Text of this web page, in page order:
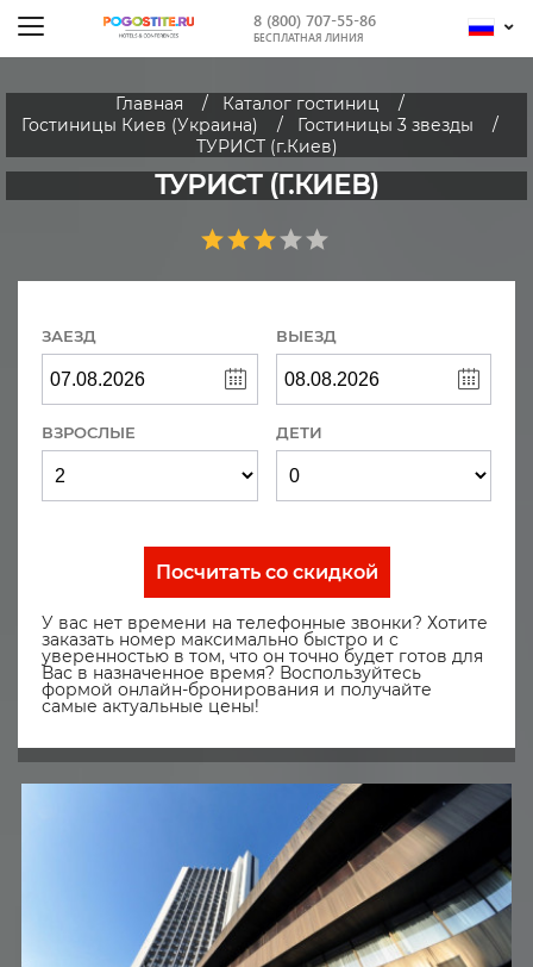
8 (800) 707-55-86
БЕСПЛАТНАЯ ЛИНИЯ
Главная
Каталог гостиниц
Гостиницы Киев (Украина)
Гостиницы 3 звезды
ТУРИСТ (г.Киев)
ТУРИСТ (Г.КИЕВ)
ЗАЕЗД ВЫЕЗД
ВЗРОСЛЫЕ ДЕТИ
Посчитать со скидкой
У вас нет времени на телефонные звонки? Хотите
заказать номер максимально быстро и с
уверенностью в том, что он точно будет готов для
Вас в назначенное время? Воспользуйтесь
формой онлайн-бронирования и получайте
самые актуальные цены!